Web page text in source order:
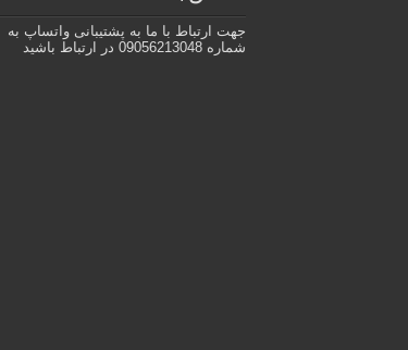
جهت ارتباط با ما به پشتیبانی واتساپ به
شماره 09056213048 در ارتباط باشید